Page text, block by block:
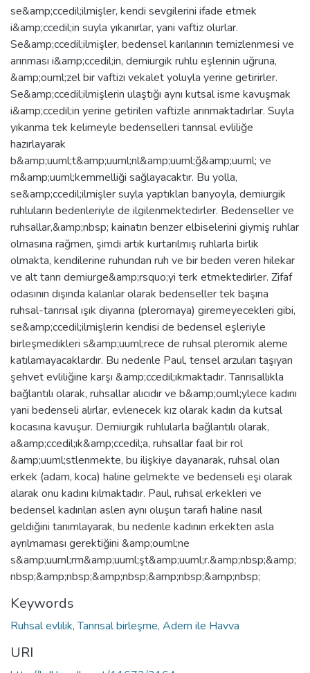
se&amp;ccedil;ilmişler, kendi sevgilerini ifade etmek
i&amp;ccedil;in suyla yıkanırlar, yani vaftiz olurlar.
Se&amp;ccedil;ilmişler, bedensel karılarının temizlenmesi ve
arınması i&amp;ccedil;in, demiurgik ruhlu eşlerinin uğruna,
&amp;ouml;zel bir vaftizi vekalet yoluyla yerine getirirler.
Se&amp;ccedil;ilmişlerin ulaştığı aynı kutsal isme kavuşmak
i&amp;ccedil;in yerine getirilen vaftizle arınmaktadırlar. Suyla
yıkanma tek kelimeyle bedenselleri tanrısal evliliğe
hazırlayarak
b&amp;uuml;t&amp;uuml;nl&amp;uuml;ğ&amp;uuml; ve
m&amp;uuml;kemmelliği sağlayacaktır. Bu yolla,
se&amp;ccedil;ilmişler suyla yaptıkları banyoyla, demiurgik
ruhluların bedenleriyle de ilgilenmektedirler. Bedenseller ve
ruhsallar,&amp;nbsp; kainatın benzer elbiselerini giymiş ruhlar
olmasına rağmen, şimdi artık kurtarılmış ruhlarla birlik
olmakta, kendilerine ruhundan ruh ve bir beden veren hilekar
ve alt tanrı demiurge&amp;rsquo;yi terk etmektedirler. Zifaf
odasının dışında kalanlar olarak bedenseller tek başına
ruhsal-tanrısal ışık diyarına (pleromaya) giremeyecekleri gibi,
se&amp;ccedil;ilmişlerin kendisi de bedensel eşleriyle
birleşmedikleri s&amp;uuml;rece de ruhsal pleromik aleme
katılamayacaklardır. Bu nedenle Paul, tensel arzuları taşıyan
şehvet evliliğine karşı &amp;ccedil;ıkmaktadır. Tanrısallıkla
bağlantılı olarak, ruhsallar alıcıdır ve b&amp;ouml;ylece kadını
yani bedenseli alırlar, evlenecek kız olarak kadın da kutsal
kocasına kavuşur. Demiurgik ruhlularla bağlantılı olarak,
a&amp;ccedil;ık&amp;ccedil;a, ruhsallar faal bir rol
&amp;uuml;stlenmekte, bu ilişkiye dayanarak, ruhsal olan
erkek (adam, koca) haline gelmekte ve bedenseli eşi olarak
alarak onu kadını kılmaktadır. Paul, ruhsal erkekleri ve
bedensel kadınları aslen aynı oluşun tarafı haline nasıl
geldiğini tanımlayarak, bu nedenle kadının erkekten asla
ayrılmaması gerektiğini &amp;ouml;ne
s&amp;uuml;rm&amp;uuml;şt&amp;uuml;r.&amp;nbsp;&amp;
nbsp;&amp;nbsp;&amp;nbsp;&amp;nbsp;&amp;nbsp;
Keywords
Ruhsal evlilik, Tanrısal birleşme, Adem ile Havva
URI